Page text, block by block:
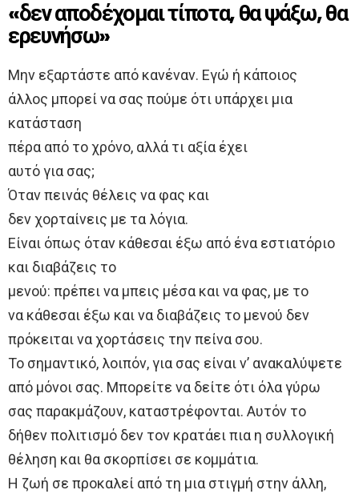
«δεν αποδέχομαι τίποτα, θα ψάξω, θα
ερευνήσω»
Μην εξαρτάστε από κανέναν. Εγώ ή κάποιος
άλλος μπορεί να σας πούμε ότι υπάρχει μια
κατάσταση
πέρα από το χρόνο, αλλά τι αξία έχει
αυτό για σας;
Όταν πεινάς θέλεις να φας και
δεν χορταίνεις με τα λόγια.
Είναι όπως όταν κάθεσαι έξω από ένα εστιατόριο
και διαβάζεις το
μενού: πρέπει να μπεις μέσα και να φας, με το
να κάθεσαι έξω και να διαβάζεις το μενού δεν
πρόκειται να χορτάσεις την πείνα σου.
Το σημαντικό, λοιπόν, για σας είναι ν’ ανακαλύψετε
από μόνοι σας. Μπορείτε να δείτε ότι όλα γύρω
σας παρακμάζουν, καταστρέφονται. Αυτόν το
δήθεν πολιτισμό δεν τον κρατάει πια η συλλογική
θέληση και θα σκορπίσει σε κομμάτια.
Η ζωή σε προκαλεί από τη μια στιγμή στην άλλη,